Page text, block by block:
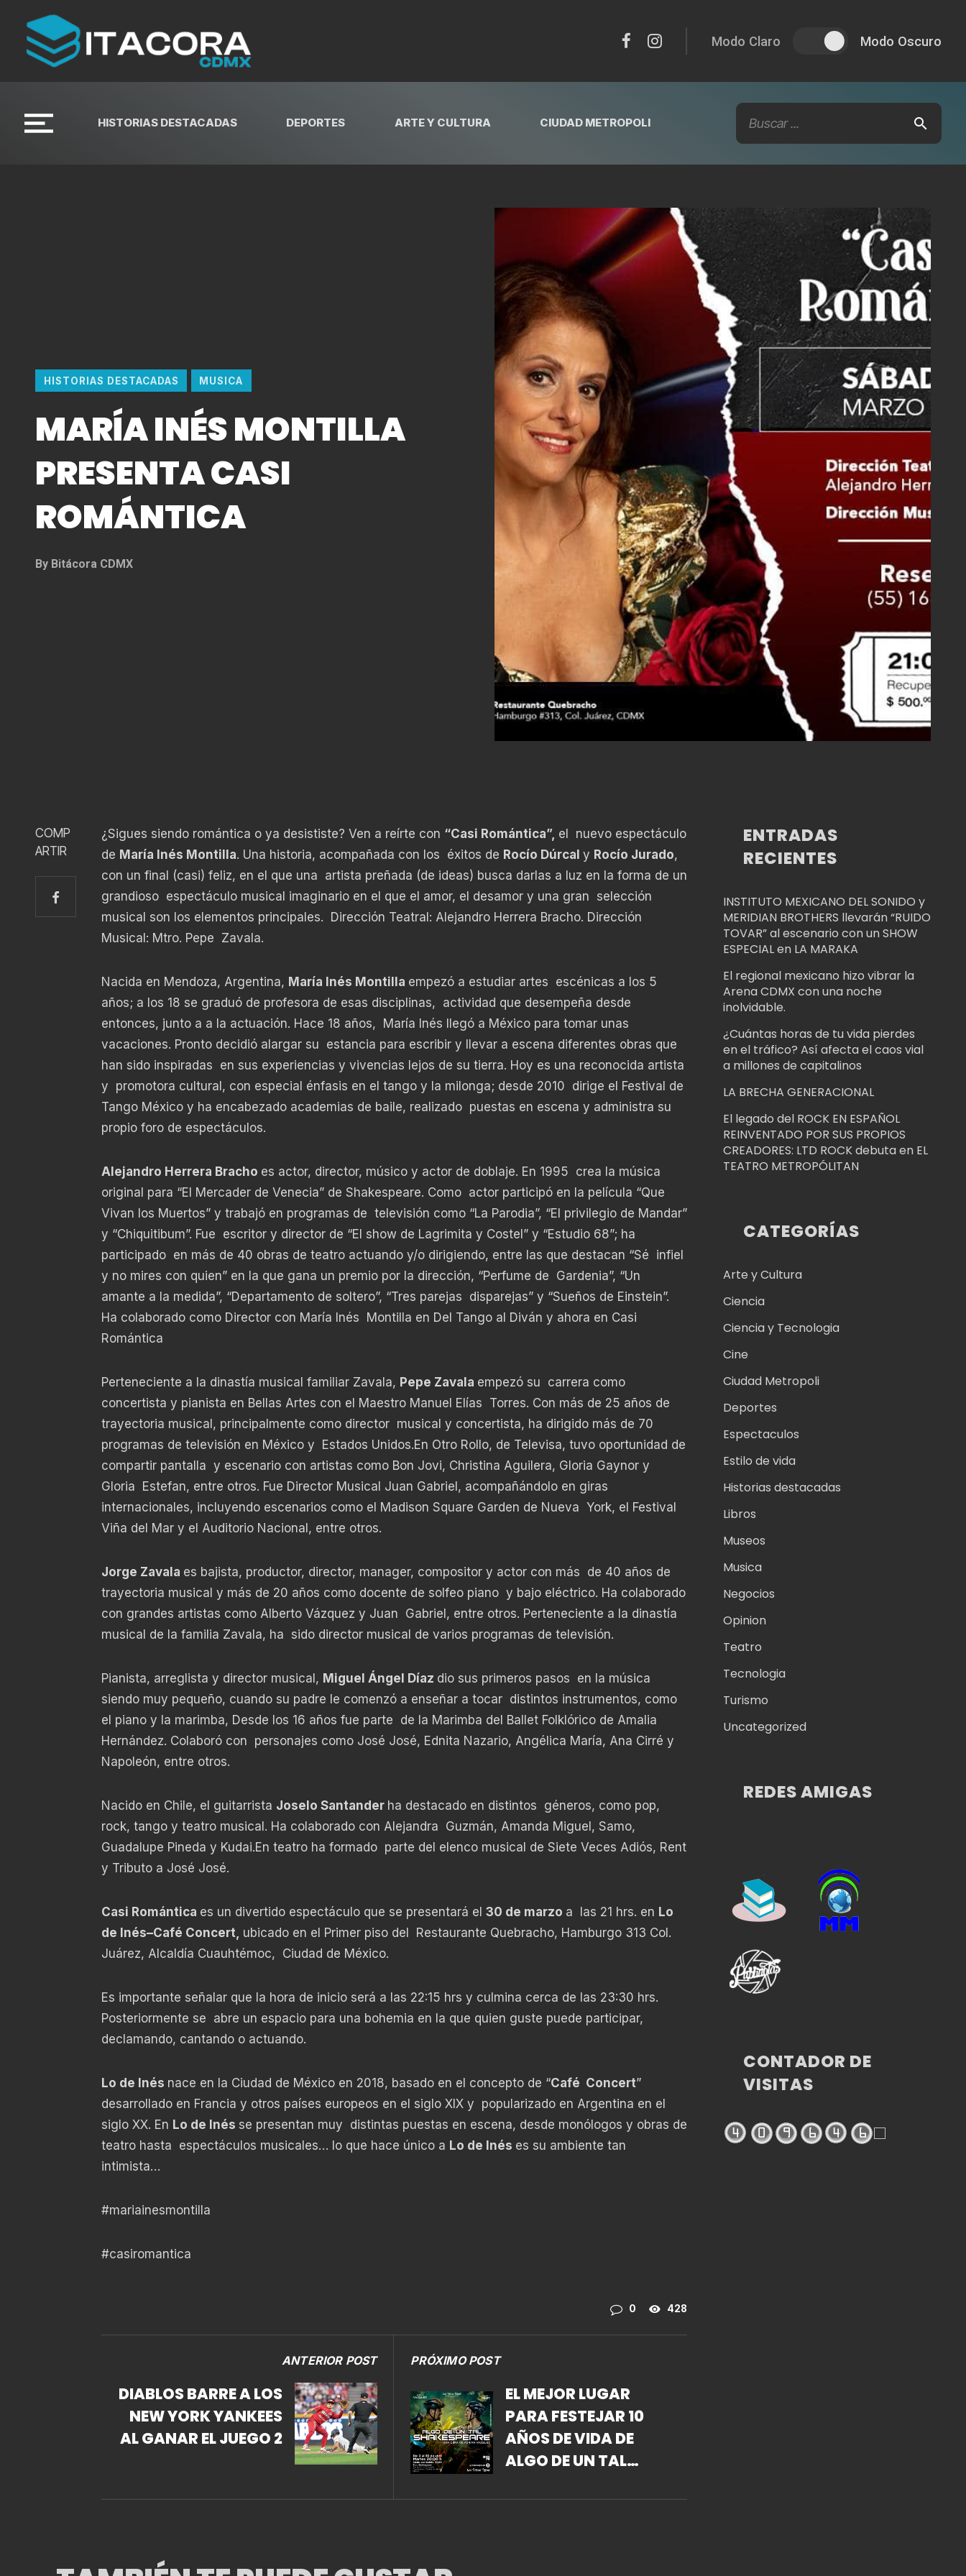
Modo Claro Modo Oscuro
HISTORIAS DESTACADAS DEPORTES ARTE Y CULTURA CIUDAD METROPOLI
HISTORIAS DESTACADAS MUSICA
MARÍA INÉS MONTILLA
PRESENTA CASI
ROMÁNTICA
By Bitácora CDMX
COMP
ARTIR
¿Sigues siendo romántica o ya desististe? Ven a reírte con “Casi Romántica”, el nuevo espectáculo
de María Inés Montilla. Una historia, acompañada con los éxitos de Rocío Dúrcal y Rocío Jurado,
con un final (casi) feliz, en el que una artista preñada (de ideas) busca darlas a luz en la forma de un
grandioso espectáculo musical imaginario en el que el amor, el desamor y una gran selección
musical son los elementos principales. Dirección Teatral: Alejandro Herrera Bracho. Dirección
Musical: Mtro. Pepe Zavala.
Nacida en Mendoza, Argentina, María Inés Montilla empezó a estudiar artes escénicas a los 5
años; a los 18 se graduó de profesora de esas disciplinas, actividad que desempeña desde
entonces, junto a a la actuación. Hace 18 años, María Inés llegó a México para tomar unas
vacaciones. Pronto decidió alargar su estancia para escribir y llevar a escena diferentes obras que
han sido inspiradas en sus experiencias y vivencias lejos de su tierra. Hoy es una reconocida artista
y promotora cultural, con especial énfasis en el tango y la milonga; desde 2010 dirige el Festival de
Tango México y ha encabezado academias de baile, realizado puestas en escena y administra su
propio foro de espectáculos.
Alejandro Herrera Bracho es actor, director, músico y actor de doblaje. En 1995 crea la música
original para “El Mercader de Venecia” de Shakespeare. Como actor participó en la película “Que
Vivan los Muertos” y trabajó en programas de televisión como “La Parodia”, “El privilegio de Mandar”
y “Chiquitibum”. Fue escritor y director de “El show de Lagrimita y Costel” y “Estudio 68”; ha
participado en más de 40 obras de teatro actuando y/o dirigiendo, entre las que destacan “Sé infiel
y no mires con quien” en la que gana un premio por la dirección, “Perfume de Gardenia”, “Un
amante a la medida”, “Departamento de soltero”, “Tres parejas disparejas” y “Sueños de Einstein”.
Ha colaborado como Director con María Inés Montilla en Del Tango al Diván y ahora en Casi
Romántica
Perteneciente a la dinastía musical familiar Zavala, Pepe Zavala empezó su carrera como
concertista y pianista en Bellas Artes con el Maestro Manuel Elías Torres. Con más de 25 años de
trayectoria musical, principalmente como director musical y concertista, ha dirigido más de 70
programas de televisión en México y Estados Unidos.En Otro Rollo, de Televisa, tuvo oportunidad de
compartir pantalla y escenario con artistas como Bon Jovi, Christina Aguilera, Gloria Gaynor y
Gloria Estefan, entre otros. Fue Director Musical Juan Gabriel, acompañándolo en giras
internacionales, incluyendo escenarios como el Madison Square Garden de Nueva York, el Festival
Viña del Mar y el Auditorio Nacional, entre otros.
Jorge Zavala es bajista, productor, director, manager, compositor y actor con más de 40 años de
trayectoria musical y más de 20 años como docente de solfeo piano y bajo eléctrico. Ha colaborado
con grandes artistas como Alberto Vázquez y Juan Gabriel, entre otros. Perteneciente a la dinastía
musical de la familia Zavala, ha sido director musical de varios programas de televisión.
Pianista, arreglista y director musical, Miguel Ángel Díaz dio sus primeros pasos en la música
siendo muy pequeño, cuando su padre le comenzó a enseñar a tocar distintos instrumentos, como
el piano y la marimba, Desde los 16 años fue parte de la Marimba del Ballet Folklórico de Amalia
Hernández. Colaboró con personajes como José José, Ednita Nazario, Angélica María, Ana Cirré y
Napoleón, entre otros.
Nacido en Chile, el guitarrista Joselo Santander ha destacado en distintos géneros, como pop,
rock, tango y teatro musical. Ha colaborado con Alejandra Guzmán, Amanda Miguel, Samo,
Guadalupe Pineda y Kudai.En teatro ha formado parte del elenco musical de Siete Veces Adiós, Rent
y Tributo a José José.
Casi Romántica es un divertido espectáculo que se presentará el 30 de marzo a las 21 hrs. en Lo
de Inés–Café Concert, ubicado en el Primer piso del Restaurante Quebracho, Hamburgo 313 Col.
Juárez, Alcaldía Cuauhtémoc, Ciudad de México.
Es importante señalar que la hora de inicio será a las 22:15 hrs y culmina cerca de las 23:30 hrs.
Posteriormente se abre un espacio para una bohemia en la que quien guste puede participar,
declamando, cantando o actuando.
Lo de Inés nace en la Ciudad de México en 2018, basado en el concepto de “Café Concert”
desarrollado en Francia y otros países europeos en el siglo XIX y popularizado en Argentina en el
siglo XX. En Lo de Inés se presentan muy distintas puestas en escena, desde monólogos y obras de
teatro hasta espectáculos musicales… lo que hace único a Lo de Inés es su ambiente tan
intimista…
#mariainesmontilla
#casiromantica
0 428
ANTERIOR POST
DIABLOS BARRE A LOS
NEW YORK YANKEES
AL GANAR EL JUEGO 2
PRÓXIMO POST
EL MEJOR LUGAR
PARA FESTEJAR 10
AÑOS DE VIDA DE
ALGO DE UN TAL
NATURALMENTE… EL
ENTRADAS
RECIENTES
INSTITUTO MEXICANO DEL SONIDO y
MERIDIAN BROTHERS llevarán “RUIDO
TOVAR” al escenario con un SHOW
ESPECIAL en LA MARAKA
El regional mexicano hizo vibrar la
Arena CDMX con una noche
inolvidable.
¿Cuántas horas de tu vida pierdes
en el tráfico? Así afecta el caos vial
a millones de capitalinos
LA BRECHA GENERACIONAL
El legado del ROCK EN ESPAÑOL
REINVENTADO POR SUS PROPIOS
CREADORES: LTD ROCK debuta en EL
TEATRO METROPÓLITAN
CATEGORÍAS
Arte y Cultura
Ciencia
Ciencia y Tecnologia
Cine
Ciudad Metropoli
Deportes
Espectaculos
Estilo de vida
Historias destacadas
Libros
Museos
Musica
Negocios
Opinion
Teatro
Tecnologia
Turismo
Uncategorized
REDES AMIGAS
CONTADOR DE
VISITAS